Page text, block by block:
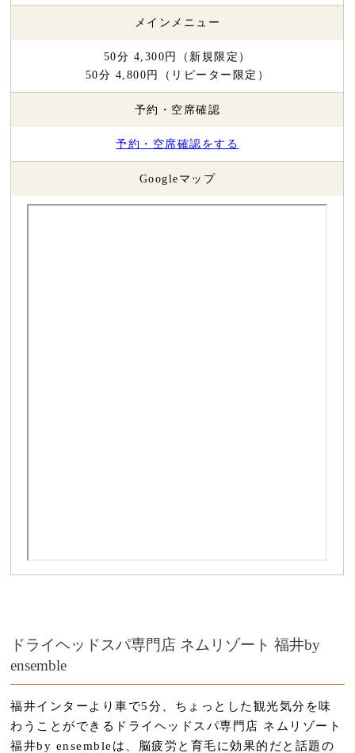
メインメニュー
50分 4,300円（新規限定）
50分 4,800円（リピーター限定）
予約・空席確認
予約・空席確認をする
Googleマップ
ドライヘッドスパ専門店 ネムリゾート 福井by
ensemble
福井インターより車で5分、ちょっとした観光気分を味
わうことができるドライヘッドスパ専門店 ネムリゾート
福井by ensembleは、脳疲労と育毛に効果的だと話題の